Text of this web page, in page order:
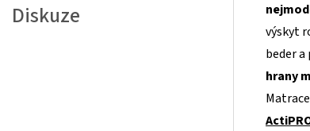
Diskuze
výskyt
beder
hrany